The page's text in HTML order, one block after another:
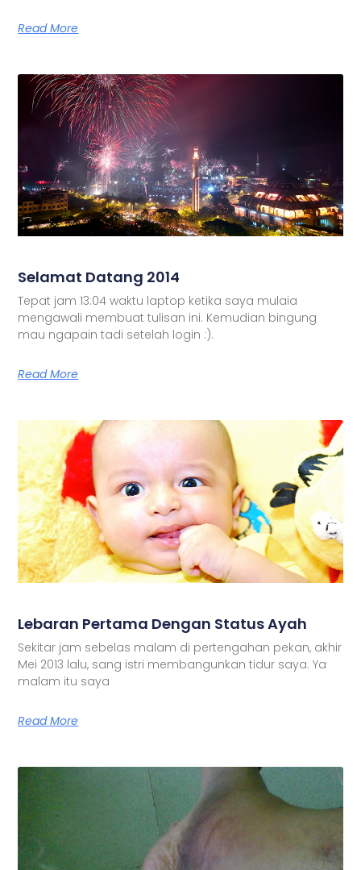
Read More
Selamat Datang 2014
Tepat jam 13:04 waktu laptop ketika saya mulaia
mengawali membuat tulisan ini. Kemudian bingung
mau ngapain tadi setelah login :).
Read More
Lebaran Pertama Dengan Status Ayah
Sekitar jam sebelas malam di pertengahan pekan, akhir
Mei 2013 lalu, sang istri membangunkan tidur saya. Ya
malam itu saya
Read More